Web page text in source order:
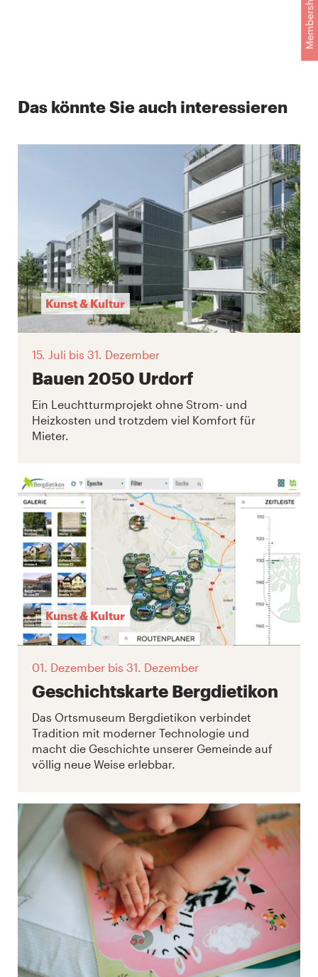
Membership
Das könnte Sie auch interessieren
Kunst & Kultur
15. Juli bis 31. Dezember
Bauen 2050 Urdorf
Ein Leuchtturmprojekt ohne Strom- und
Heizkosten und trotzdem viel Komfort für
Mieter.
Kunst & Kultur
01. Dezember bis 31. Dezember
Geschichtskarte Bergdietikon
Das Ortsmuseum Bergdietikon verbindet
Tradition mit moderner Technologie und
macht die Geschichte unserer Gemeinde auf
völlig neue Weise erlebbar.